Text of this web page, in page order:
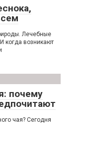
Лечебные
когда возникают
почему
чая? Сегодня